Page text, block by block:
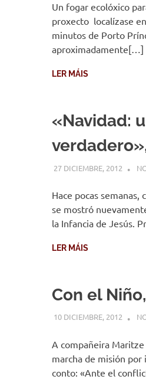
Un fogar ecolóxico
proxecto localízase
minutos de Porto
aproximadamente[…]
LER MÁIS
«Navidad:
27 DICIEMBRE, 2012
Hace pocas semanas,
se mostró
la Infancia de Jesús.
LER MÁIS
Con el
10 DICIEMBRE, 2012
A compañeira
marcha de misión por
conto: «Ante el